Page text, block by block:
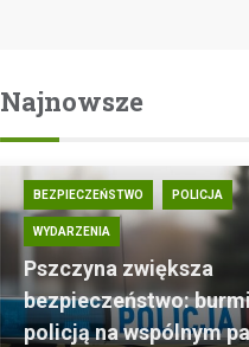
Najnowsze
BEZPIECZEŃSTWO POLICJA
WYDARZENIA
Pszczyna zwiększa
bezpieczeństwo:
policją na wspólnym